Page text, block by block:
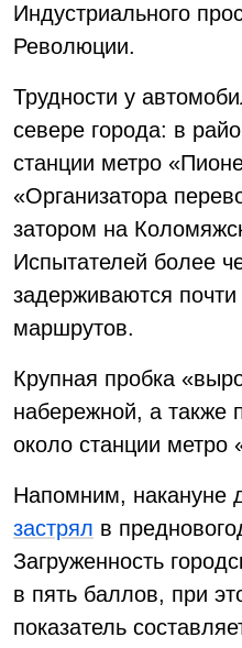
Индустриального
Революции.
Трудности у
севере города: в
станции метро
«Организатора
затором на
Испытателей более
задерживаются
маршрутов.
Крупная пробка
набережной, а также
около станции метро
Напомним, накануне
застрял в
Загруженность
в пять баллов, при
показатель